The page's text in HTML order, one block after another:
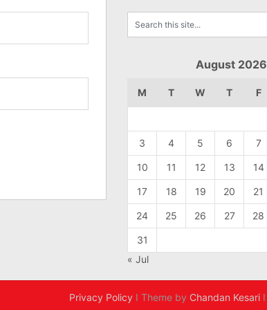
August 2026
M T W T F
3 4 5 6 7
10 11 12 13 14
17 18 19 20 21
24 25 26 27 28
31
« Jul
Privacy Policy I Theme by Chandan Kesari I